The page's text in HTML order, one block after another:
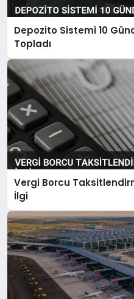
Depozito Sistemi 10
Topladı
Vergi Borcu
İlgi